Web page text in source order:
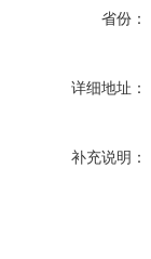
省份：
详细地址：
补充说明：